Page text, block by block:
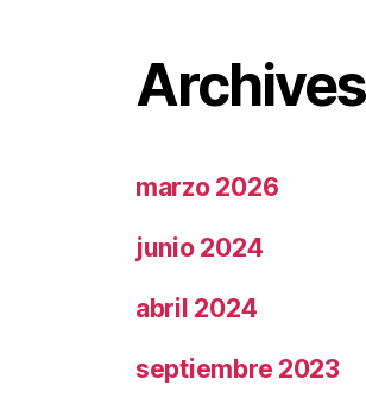
Archives
marzo 2026
junio 2024
abril 2024
septiembre 2023